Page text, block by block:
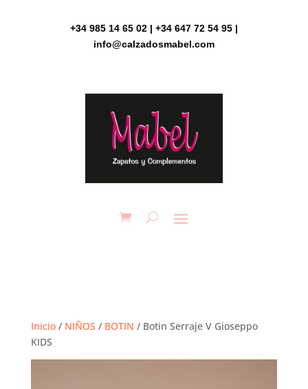
+34 985 14 65 02 | +34 647 72 54 95 |
info@calzadosmabel.com
Inicio/ NIÑOS / BOTIN / Botin Serraje V Gioseppo
KIDS